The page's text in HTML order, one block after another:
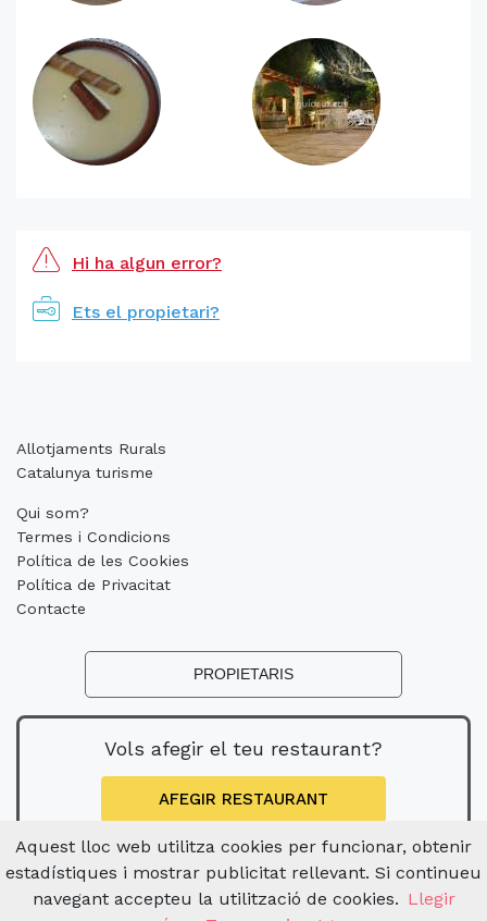
Hi ha algun error?
Ets el propietari?
Allotjaments Rurals
Catalunya turisme
Qui som?
Termes i Condicions
Política de les Cookies
Política de Privacitat
Contacte
PROPIETARIS
Vols afegir el teu restaurant?
AFEGIR RESTAURANT
Aquest lloc web utilitza cookies per funcionar, obtenir
estadístiques i mostrar publicitat rellevant. Si continueu
navegant accepteu la utilització de cookies. Llegir